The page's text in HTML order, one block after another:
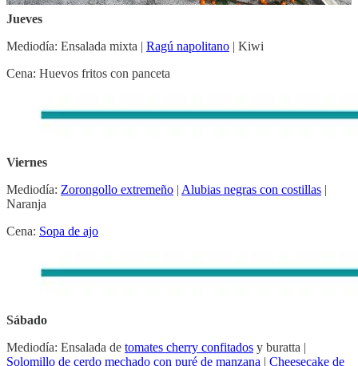
Jueves
Mediodía: Ensalada mixta | Ragú napolitano | Kiwi
Cena: Huevos fritos con panceta
Viernes
Mediodía: Zorongollo extremeño | Alubias negras con costillas |
Naranja
Cena: Sopa de ajo
Sábado
Mediodía: Ensalada de tomates cherry confitados y buratta |
Solomillo de cerdo mechado con puré de manzana | Cheesecake de